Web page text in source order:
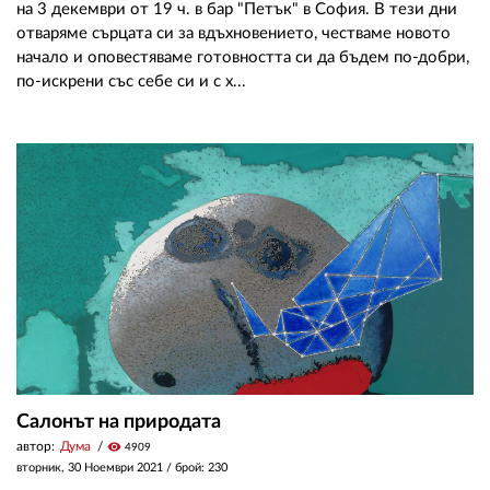
на 3 декември от 19 ч. в бар "Петък" в София. В тези дни
отваряме сърцата си за вдъхновението, честваме новото
начало и оповестяваме готовността си да бъдем по-добри,
по-искрени със себе си и с х...
Салонът на природата
автор: Дума visibility 4909
вторник, 30 Ноември 2021 / брой: 230